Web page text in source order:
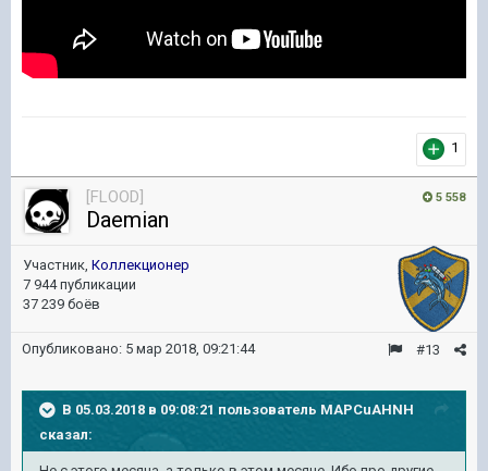
1
5 558
[FLOOD]
Daemian
Участник, Коллекционер
7 944 публикации
37 239 боёв
#13
Опубликовано: 5 мар 2018, 09:21:44
В 05.03.2018 в 09:08:21 пользователь MAPCuAHNH
сказал: